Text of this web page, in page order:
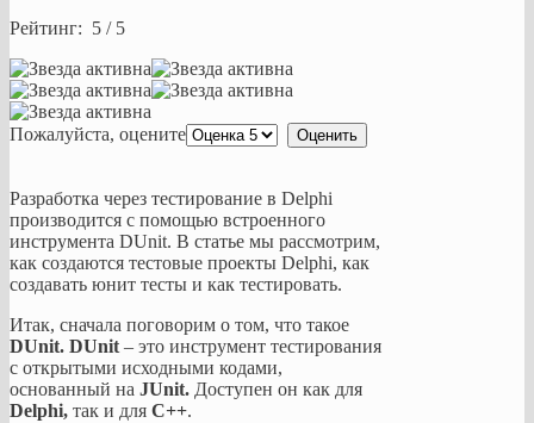
Рейтинг: 5 / 5
Пожалуйста, оцените
Разработка через тестирование в Delphi
производится с помощью встроенного
инструмента DUnit. В статье мы рассмотрим,
как создаются тестовые проекты Delphi, как
создавать юнит тесты и как тестировать.
Итак, сначала поговорим о том, что такое
DUnit. DUnit– это инструмент тестирования
с открытыми исходными кодами,
основанный на JUnit. Доступен он как для
Delphi, так и для C++.